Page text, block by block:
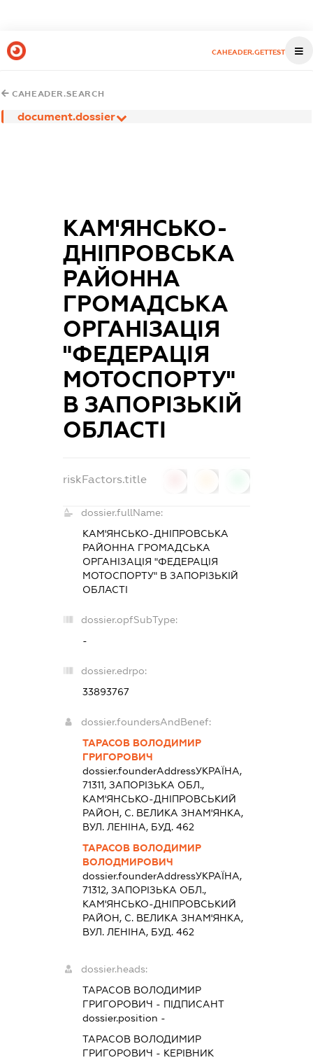
CAHEADER.GETTEST
CAHEADER.SEARCH
document.dossier
КАМ'ЯНСЬКО-
ДНІПРОВСЬКА
РАЙОННА
ГРОМАДСЬКА
ОРГАНІЗАЦІЯ
"ФЕДЕРАЦІЯ
МОТОСПОРТУ"
В ЗАПОРІЗЬКІЙ
ОБЛАСТІ
riskFactors.title
dossier.fullName:
КАМ'ЯНСЬКО-ДНІПРОВСЬКА
РАЙОННА ГРОМАДСЬКА
ОРГАНІЗАЦІЯ "ФЕДЕРАЦІЯ
МОТОСПОРТУ" В ЗАПОРІЗЬКІЙ
ОБЛАСТІ
dossier.opfSubType:
-
dossier.edrpo:
33893767
dossier.foundersAndBenef:
ТАРАСОВ ВОЛОДИМИР
ГРИГОРОВИЧ
dossier.founderAddressУКРАЇНА,
71311, ЗАПОРIЗЬКА ОБЛ.,
КАМ'ЯНСЬКО-ДНIПРОВСЬКИЙ
РАЙОН, С. ВЕЛИКА ЗНАМ'ЯНКА,
ВУЛ. ЛЕНІНА, БУД. 462
ТАРАСОВ ВОЛОДИМИР
ВОЛОДМИРОВИЧ
dossier.founderAddressУКРАЇНА,
71312, ЗАПОРIЗЬКА ОБЛ.,
КАМ'ЯНСЬКО-ДНIПРОВСЬКИЙ
РАЙОН, С. ВЕЛИКА ЗНАМ'ЯНКА,
ВУЛ. ЛЕНІНА, БУД. 462
dossier.heads:
ТАРАСОВ ВОЛОДИМИР
ГРИГОРОВИЧ - ПІДПИСАНТ
dossier.position -
ТАРАСОВ ВОЛОДИМИР
ГРИГОРОВИЧ - КЕРІВНИК